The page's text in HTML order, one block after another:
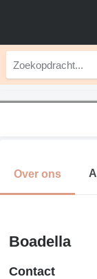
Over ons
Boadella
Contact